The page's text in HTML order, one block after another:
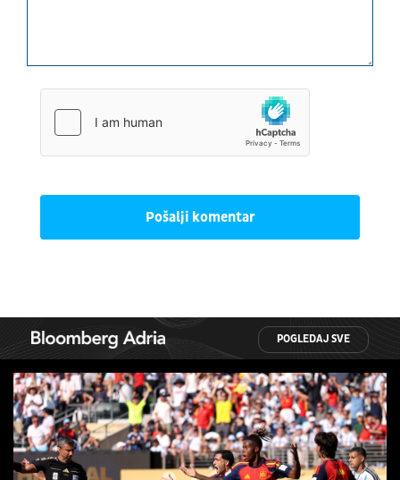
Pošalji komentar
POGLEDAJ SVE